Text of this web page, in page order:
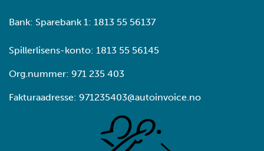
Bank: Sparebank 1: 1813 55 56137
Spillerlisens-konto: 1813 55 56145
Org.nummer: 971 235 403
Fakturaadresse: 971235403@autoinvoice.no